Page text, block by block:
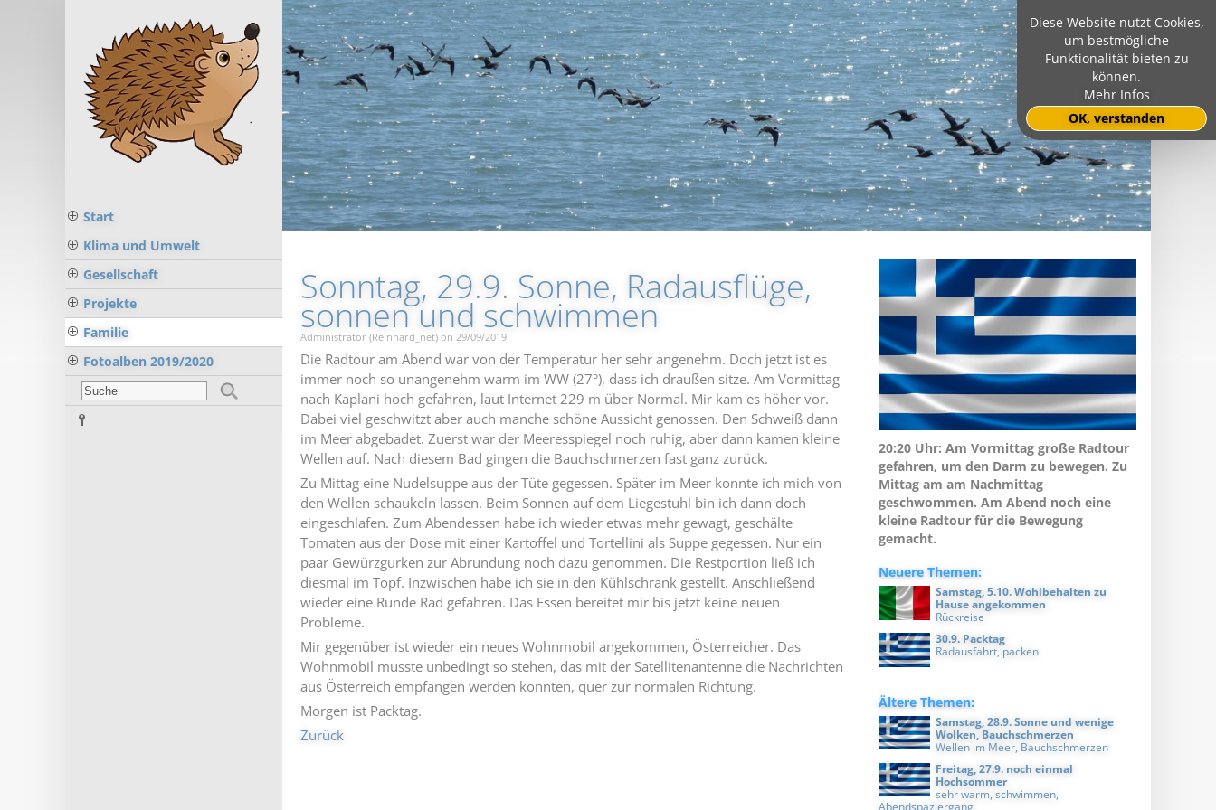
Start
Klima und Umwelt
Gesellschaft
Projekte
Familie
Fotoalben 2019/2020
Sonntag, 29.9. Sonne, Radausflüge,
sonnen und schwimmen
Administrator (Reinhard_net) on 29/09/2019
Die Radtour am Abend war von der Temperatur her sehr angenehm. Doch jetzt ist es
immer noch so unangenehm warm im WW (27°), dass ich draußen sitze. Am Vormittag
nach Kaplani hoch gefahren, laut Internet 229 m über Normal. Mir kam es höher vor.
Dabei viel geschwitzt aber auch manche schöne Aussicht genossen. Den Schweiß dann
im Meer abgebadet. Zuerst war der Meeresspiegel noch ruhig, aber dann kamen kleine
Wellen auf. Nach diesem Bad gingen die Bauchschmerzen fast ganz zurück.
Zu Mittag eine Nudelsuppe aus der Tüte gegessen. Später im Meer konnte ich mich von
den Wellen schaukeln lassen. Beim Sonnen auf dem Liegestuhl bin ich dann doch
eingeschlafen. Zum Abendessen habe ich wieder etwas mehr gewagt, geschälte
Tomaten aus der Dose mit einer Kartoffel und Tortellini als Suppe gegessen. Nur ein
paar Gewürzgurken zur Abrundung noch dazu genommen. Die Restportion ließ ich
diesmal im Topf. Inzwischen habe ich sie in den Kühlschrank gestellt. Anschließend
wieder eine Runde Rad gefahren. Das Essen bereitet mir bis jetzt keine neuen
Probleme.
Mir gegenüber ist wieder ein neues Wohnmobil angekommen, Österreicher. Das
Wohnmobil musste unbedingt so stehen, das mit der Satellitenantenne die Nachrichten
aus Österreich empfangen werden konnten, quer zur normalen Richtung.
Morgen ist Packtag.
Zurück
20:20 Uhr: Am Vormittag große Radtour
gefahren, um den Darm zu bewegen. Zu
Mittag am am Nachmittag
geschwommen. Am Abend noch eine
kleine Radtour für die Bewegung
gemacht.
Neuere Themen:
Samstag, 5.10. Wohlbehalten zu
Hause angekommen
Rückreise
30.9. Packtag
Radausfahrt, packen
Ältere Themen:
Samstag, 28.9. Sonne und wenige
Wolken, Bauchschmerzen
Wellen im Meer, Bauchschmerzen
Freitag, 27.9. noch einmal
Hochsommer
sehr warm, schwimmen,
Abendspaziergang
Diese Website nutzt Cookies,
um bestmögliche
Funktionalität bieten zu
können.
Mehr Infos
OK, verstanden